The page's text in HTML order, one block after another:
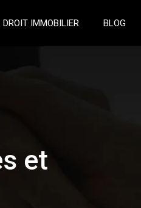
DROIT IMMOBILIER BLOG
et